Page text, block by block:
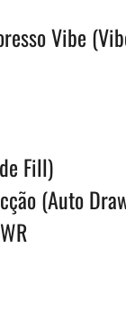
Vibe
Fill)
(Auto